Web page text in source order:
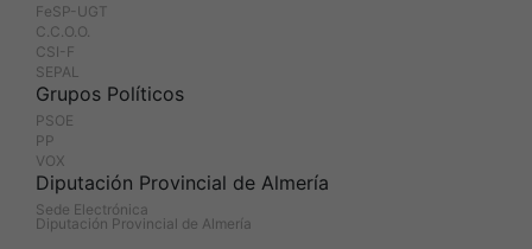
FeSP-UGT
C.C.O.O.
CSI-F
SEPAL
Grupos Políticos
PSOE
PP
VOX
Diputación Provincial de Almería
Sede Electrónica
Diputación Provincial de Almería